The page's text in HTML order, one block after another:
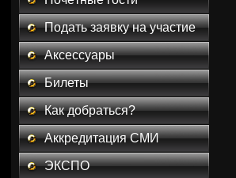
Подать заявку на участие
Аксессуары
Билеты
Как добраться?
Аккредитация СМИ
ЭКСПО